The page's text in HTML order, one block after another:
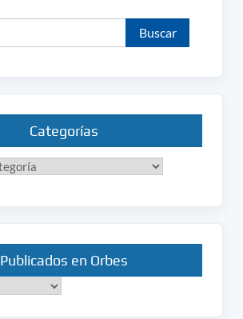
Buscar:
Categorías
Publicados en Orbes